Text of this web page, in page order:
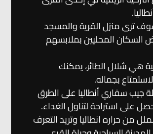
ترى منزل القرية والمسجد
السكان المحليين بملابسهم
هي شلال الطائر، يمكنك
بجماله.
جيب سفاري أنطاليا على الطرق
على استراحة لتناول الغداء.
من حراره انطاليا وتريد التعرف